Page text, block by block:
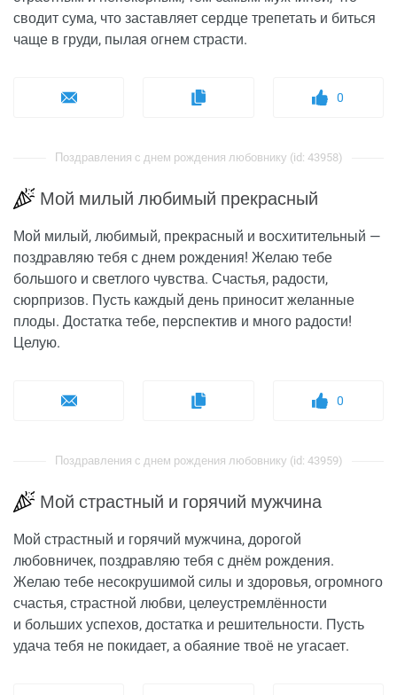
сводит сума, что заставляет сердце трепетать и биться
чаще в груди, пылая огнем страсти.
0
Поздравления с днем рождения любовнику (id: 43958)
Мой милый любимый прекрасный
Мой милый, любимый, прекрасный и восхитительный —
поздравляю тебя с днем рождения! Желаю тебе
большого и светлого чувства. Счастья, радости,
сюрпризов. Пусть каждый день приносит желанные
плоды. Достатка тебе, перспектив и много радости!
Целую.
0
Поздравления с днем рождения любовнику (id: 43959)
Мой страстный и горячий мужчина
Мой страстный и горячий мужчина, дорогой
любовничек, поздравляю тебя с днём рождения.
Желаю тебе несокрушимой силы и здоровья, огромного
счастья, страстной любви, целеустремлённости
и больших успехов, достатка и решительности. Пусть
удача тебя не покидает, а обаяние твоё не угасает.